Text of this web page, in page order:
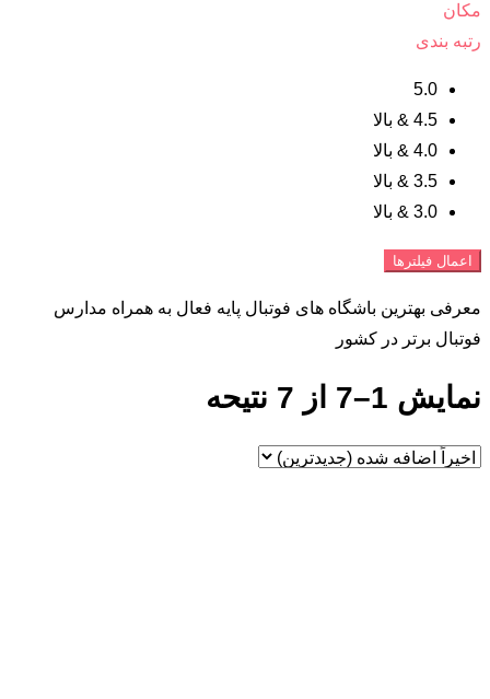
مکان
رتبه بندی
5.0
4.5 & بالا
4.0 & بالا
3.5 & بالا
3.0 & بالا
اعمال فیلترها
معرفی بهترین باشگاه های فوتبال پایه فعال به همراه مدارس
فوتبال برتر در کشور
نمایش 1–7 از 7 نتیحه